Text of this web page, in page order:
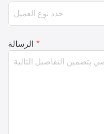
الرسالة *